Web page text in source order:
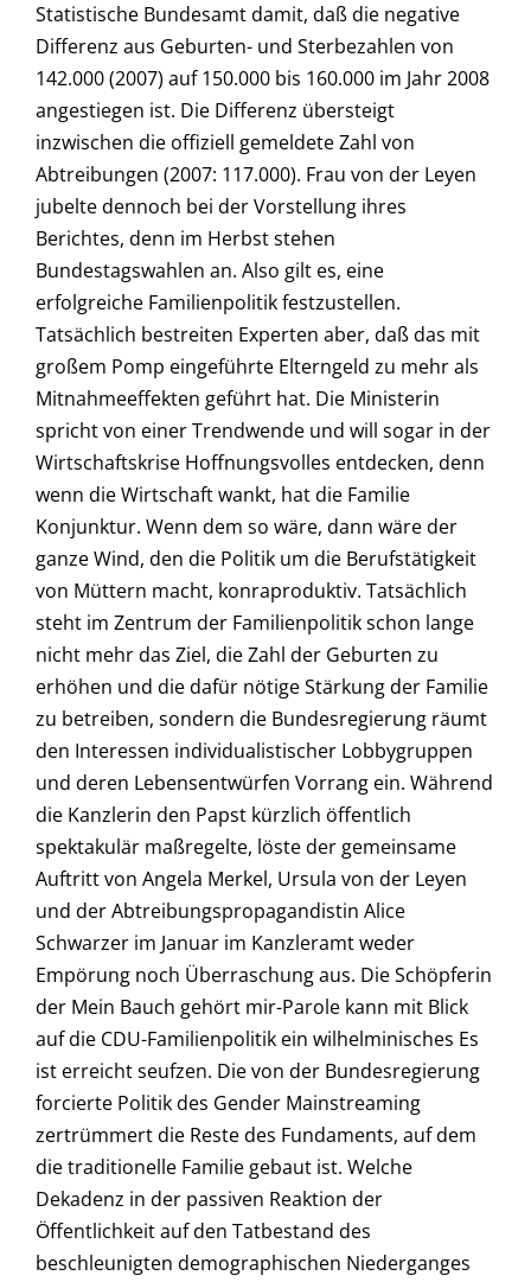
Statistische Bundesamt damit, daß die negative
Differenz aus Geburten- und Sterbezahlen von
142.000 (2007) auf 150.000 bis 160.000 im Jahr 2008
angestiegen ist. Die Differenz übersteigt
inzwischen die offiziell gemeldete Zahl von
Abtreibungen (2007: 117.000). Frau von der Leyen
jubelte dennoch bei der Vorstellung ihres
Berichtes, denn im Herbst stehen
Bundestagswahlen an. Also gilt es, eine
erfolgreiche Familienpolitik festzustellen.
Tatsächlich bestreiten Experten aber, daß das mit
großem Pomp eingeführte Elterngeld zu mehr als
Mitnahmeeffekten geführt hat. Die Ministerin
spricht von einer Trendwende und will sogar in der
Wirtschaftskrise Hoffnungsvolles entdecken, denn
wenn die Wirtschaft wankt, hat die Familie
Konjunktur. Wenn dem so wäre, dann wäre der
ganze Wind, den die Politik um die Berufstätigkeit
von Müttern macht, konraproduktiv. Tatsächlich
steht im Zentrum der Familienpolitik schon lange
nicht mehr das Ziel, die Zahl der Geburten zu
erhöhen und die dafür nötige Stärkung der Familie
zu betreiben, sondern die Bundesregierung räumt
den Interessen individualistischer Lobbygruppen
und deren Lebensentwürfen Vorrang ein. Während
die Kanzlerin den Papst kürzlich öffentlich
spektakulär maßregelte, löste der gemeinsame
Auftritt von Angela Merkel, Ursula von der Leyen
und der Abtreibungspropagandistin Alice
Schwarzer im Januar im Kanzleramt weder
Empörung noch Überraschung aus. Die Schöpferin
der Mein Bauch gehört mir-Parole kann mit Blick
auf die CDU-Familienpolitik ein wilhelminisches Es
ist erreicht seufzen. Die von der Bundesregierung
forcierte Politik des Gender Mainstreaming
zertrümmert die Reste des Fundaments, auf dem
die traditionelle Familie gebaut ist. Welche
Dekadenz in der passiven Reaktion der
Öffentlichkeit auf den Tatbestand des
beschleunigten demographischen Niederganges